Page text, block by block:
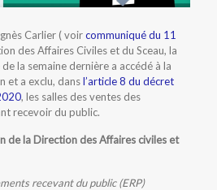
Carlier ( voircommuniqué du 11
des Affaires Civiles et du Sceau, la
la semaine dernière a accédé à la
et a exclu, dansl’article 8 du décret
, les salles des ventes des
recevoir du public.
de la Direction des Affaires civiles et
recevant du public (ERP)